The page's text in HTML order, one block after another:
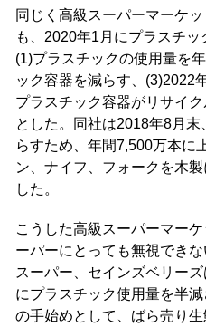
同じく高級スーパーマーケ
も、2020年1月にプラスチッ
(1)プラスチックの使用量を
ック容器を減らす、(3)2022
プラスチック容器がリサイ
とした。同社は2018年8月
らすため、年間7,500万本に
ン、ナイフ、フォークを木
した。
こうした高級スーパーマー
ーパーにとっても無視でき
スーパー、セインズベリー
にプラスチック使用量を半
の手始めとして、ばら売り